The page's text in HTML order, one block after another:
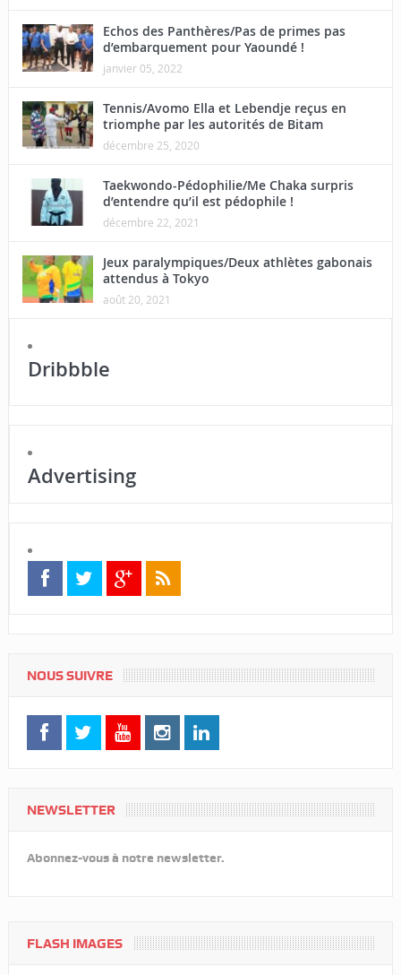
Echos des Panthères/Pas de primes pas
d’embarquement pour Yaoundé !
janvier 05, 2022
Tennis/Avomo Ella et Lebendje reçus en
triomphe par les autorités de Bitam
décembre 25, 2020
Taekwondo-Pédophilie/Me Chaka surpris
d’entendre qu’il est pédophile !
décembre 22, 2021
Jeux paralympiques/Deux athlètes gabonais
attendus à Tokyo
août 20, 2021
Dribbble
Advertising
NOUS SUIVRE
NEWSLETTER
Abonnez-vous à notre newsletter.
FLASH IMAGES